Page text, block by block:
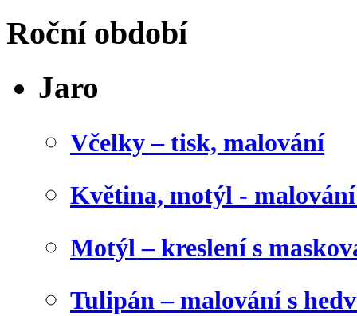
Roční období
Jaro
Včelky – tisk, malování
Květina, motýl -
Motýl – kreslení s
Tulipán – malování s